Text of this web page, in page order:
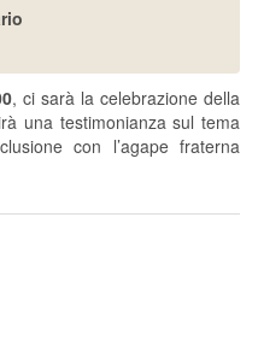
, ci sarà la celebrazione della
una testimonianza sul tema
con l’agape fraterna